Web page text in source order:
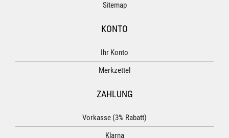
Sitemap
KONTO
Ihr Konto
Merkzettel
ZAHLUNG
Vorkasse (3% Rabatt)
Klarna